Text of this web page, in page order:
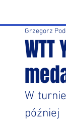
TurniejeGrzegorz
W